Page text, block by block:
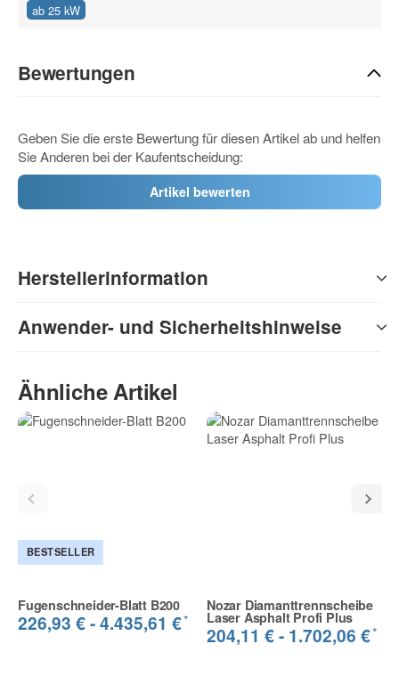
ab 25 kW
Bewertungen
Geben Sie die erste Bewertung für diesen Artikel ab und helfen
Sie Anderen bei der Kaufentscheidung:
Artikel bewerten
Herstellerinformation
Anwender- und Sicherheitshinweise
Ähnliche Artikel
BESTSELLER
Fugenschneider-Blatt B200
226,93 € -4.435,61 €*
Nozar Diamanttrennscheibe
Laser Asphalt Profi Plus
204,11 € - 1.702,06 €*